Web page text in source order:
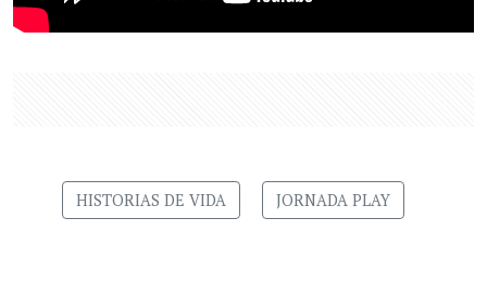
HISTORIAS DE VIDA JORNADA PLAY